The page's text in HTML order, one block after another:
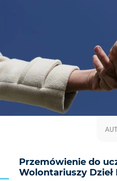
Przemówienie do
Wolontariuszy Dzieł